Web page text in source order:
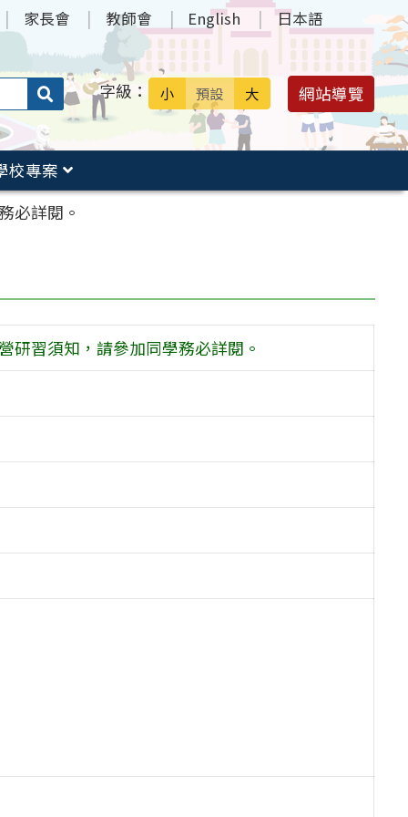
家長會 教師會 English 日本語
搜
送出 字級： 小 預設 大 網站導覽
校專案
必詳閱。
研習須知，請參加同學務必詳閱。